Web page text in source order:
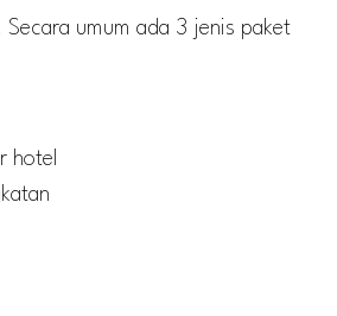
umum ada 3 jenis paket
hotel